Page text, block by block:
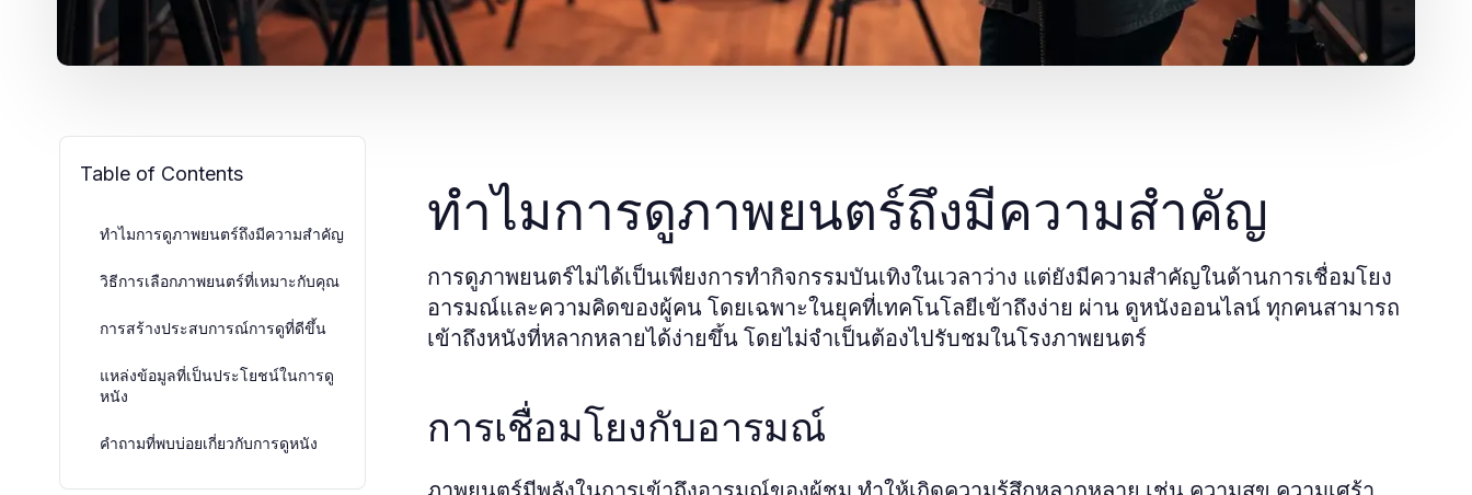
Table of Contents
ทำไมการดูภาพยนตร์ถึงมีความสำคัญ
วิธีการเลือกภาพยนตร์ที่เหมาะกับคุณ
การสร้างประสบการณ์การดูที่ดีขึ้น
แหล่งข้อมูลที่เป็นประโยชน์ในการดู
หนัง
คำถามที่พบบ่อยเกี่ยวกับการดูหนัง
ทำไมการดูภาพยนตร์ถึงมีความสำคัญ
การดูภาพยนตร์ไม่ได้เป็นเพียงการทำกิจกรรมบันเทิงในเวลาว่าง แต่ยังมีความสำคัญในด้านการเชื่อมโยง
อารมณ์และความคิดของผู้คน โดยเฉพาะในยุคที่เทคโนโลยีเข้าถึงง่าย ผ่าน ดูหนังออนไลน์ ทุกคนสามารถ
เข้าถึงหนังที่หลากหลายได้ง่ายขึ้น โดยไม่จำเป็นต้องไปรับชมในโรงภาพยนตร์
การเชื่อมโยงกับอารมณ์